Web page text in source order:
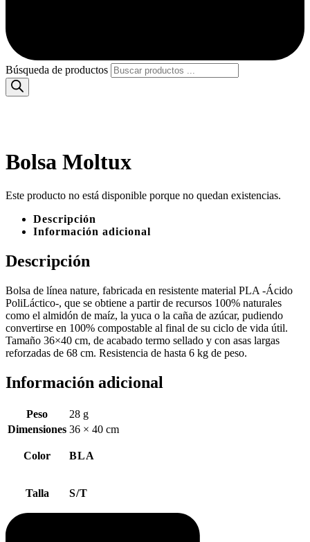
Búsqueda de productos
Bolsa Moltux
Este producto no está disponible porque no quedan existencias.
Descripción
Información adicional
Descripción
Bolsa de línea nature, fabricada en resistente material PLA -Ácido
PoliLáctico-, que se obtiene a partir de recursos 100% naturales
como el almidón de maíz, la yuca o la caña de azúcar, pudiendo
convertirse en 100% compostable al final de su ciclo de vida útil.
Tamaño 36×40 cm, de acabado termo sellado y con asas largas
reforzadas de 68 cm. Resistencia de hasta 6 kg de peso.
Información adicional
Peso
28 g
Dimensiones 36 × 40 cm
Color BLA
Talla S/T